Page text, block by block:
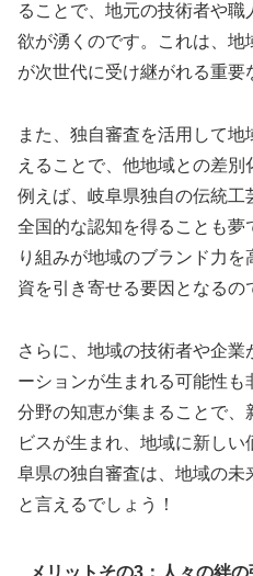
ることで、地元の技術者や
欲が湧くのです。これは、
が次世代に受け継がれる重要
また、独自審査を活用して
えることで、他地域との差別
例えば、岐阜県独自の伝統工
全国的な認知を得ることも夢
り組みが地域のブランド力
資を引き寄せる要因となるの
さらに、地域の技術者や企
ーションが生まれる可能性
分野の知恵が集まることで
ビスが生まれ、地域に新し
阜県の独自審査は、地域の未
と言えるでしょう！